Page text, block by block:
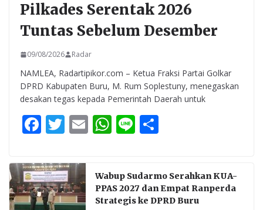
Pilkades Serentak 2026
Tuntas Sebelum Desember
09/08/2026 Radar
NAMLEA, Radartipikor.com – Ketua Fraksi Partai Golkar
DPRD Kabupaten Buru, M. Rum Soplestuny, menegaskan
desakan tegas kepada Pemerintah Daerah untuk
F
e
b
o
T
itt
er
E W
s
A
Li
e
Wabup Sudarmo Serahkan KUA-
PPAS 2027 dan Empat Ranperda
Strategis ke DPRD Buru